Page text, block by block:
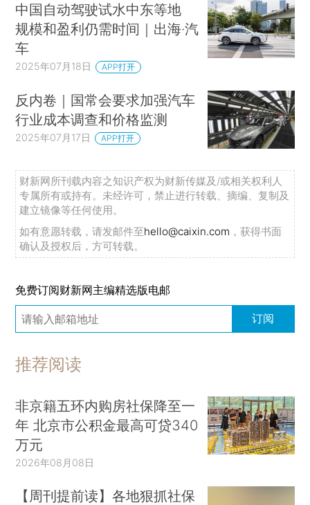
中国自动驾驶试水中东等地
规模和盈利仍需时间｜出海·汽
车
2025年07月18日 APP打开
反内卷｜国常会要求加强汽车
行业成本调查和价格监测
2025年07月17日 APP打开
财新网所刊载内容之知识产权为财新传媒及/或相关权利人
专属所有或持有。未经许可，禁止进行转载、摘编、复制及
建立镜像等任何使用。
如有意愿转载，请发邮件至hello@caixin.com ，获得书面
确认及授权后，方可转载。
免费订阅财新网主编精选版电邮
订阅
推荐阅读
非京籍五环内购房社保降至一
年 北京市公积金最高可贷340
万元
2026年08月08日
【周刊提前读】各地狠抓社保